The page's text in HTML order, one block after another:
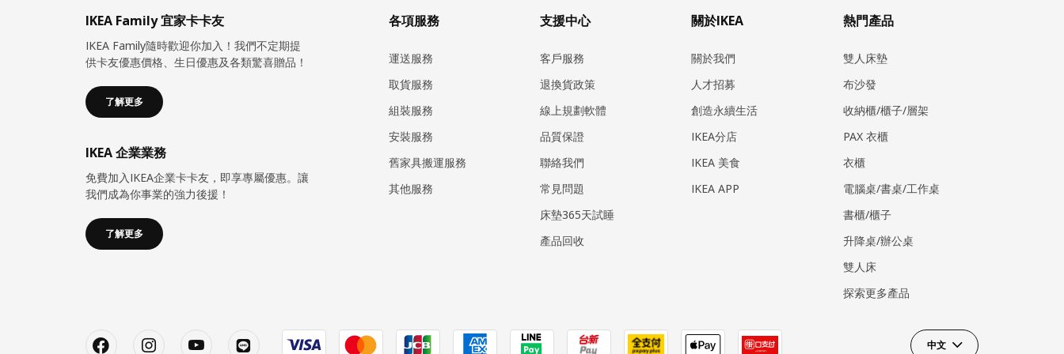
IKEA Family 宜家卡卡友
IKEA Family隨時歡迎你加入！我們不定期提
供卡友優惠價格、生日優惠及各類驚喜贈品！
了解更多
IKEA 企業業務
免費加入IKEA企業卡卡友，即享專屬優惠。讓
我們成為你事業的強力後援！
了解更多
各項服務
運送服務
取貨服務
組裝服務
安裝服務
​舊家具搬運服務
其他服務
支援中心
客戶服務
退換貨政策
線上規劃軟體
品質保證
聯絡我們
常見問題
床墊365天試睡
產品回收
關於IKEA
關於我們
人才招募
創造永續生活
IKEA分店
IKEA 美食
IKEA APP
熱門產品
雙人床墊
布沙發
收納櫃/櫃子/層架
PAX 衣櫃
衣櫃
電腦桌/書桌/工作桌
書櫃/櫃子
升降桌/辦公桌
雙人床
探索更多產品
中文